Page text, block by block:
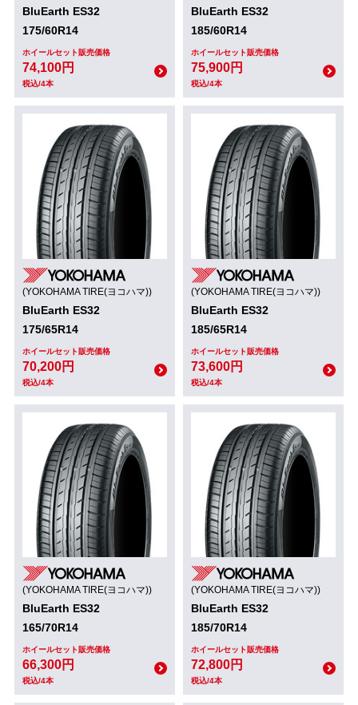
BluEarth ES32
175/60R14
ホイールセット販売価格
74,100円
税込/4本
BluEarth ES32
185/60R14
ホイールセット販売価格
75,900円
税込/4本
(YOKOHAMA TIRE(ヨコハマ))
BluEarth ES32
175/65R14
ホイールセット販売価格
70,200円
税込/4本
(YOKOHAMA TIRE(ヨコハマ))
BluEarth ES32
185/65R14
ホイールセット販売価格
73,600円
税込/4本
(YOKOHAMA TIRE(ヨコハマ))
BluEarth ES32
165/70R14
ホイールセット販売価格
66,300円
税込/4本
(YOKOHAMA TIRE(ヨコハマ))
BluEarth ES32
185/70R14
ホイールセット販売価格
72,800円
税込/4本